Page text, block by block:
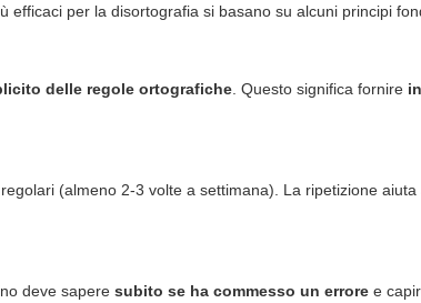
per la disortografia si basano su alcuni principi
delle regole ortografiche . Questo significa fornire
regolari (almeno 2-3 volte a settimana). La ripetizione
deve sapere subito se ha commesso un errore e